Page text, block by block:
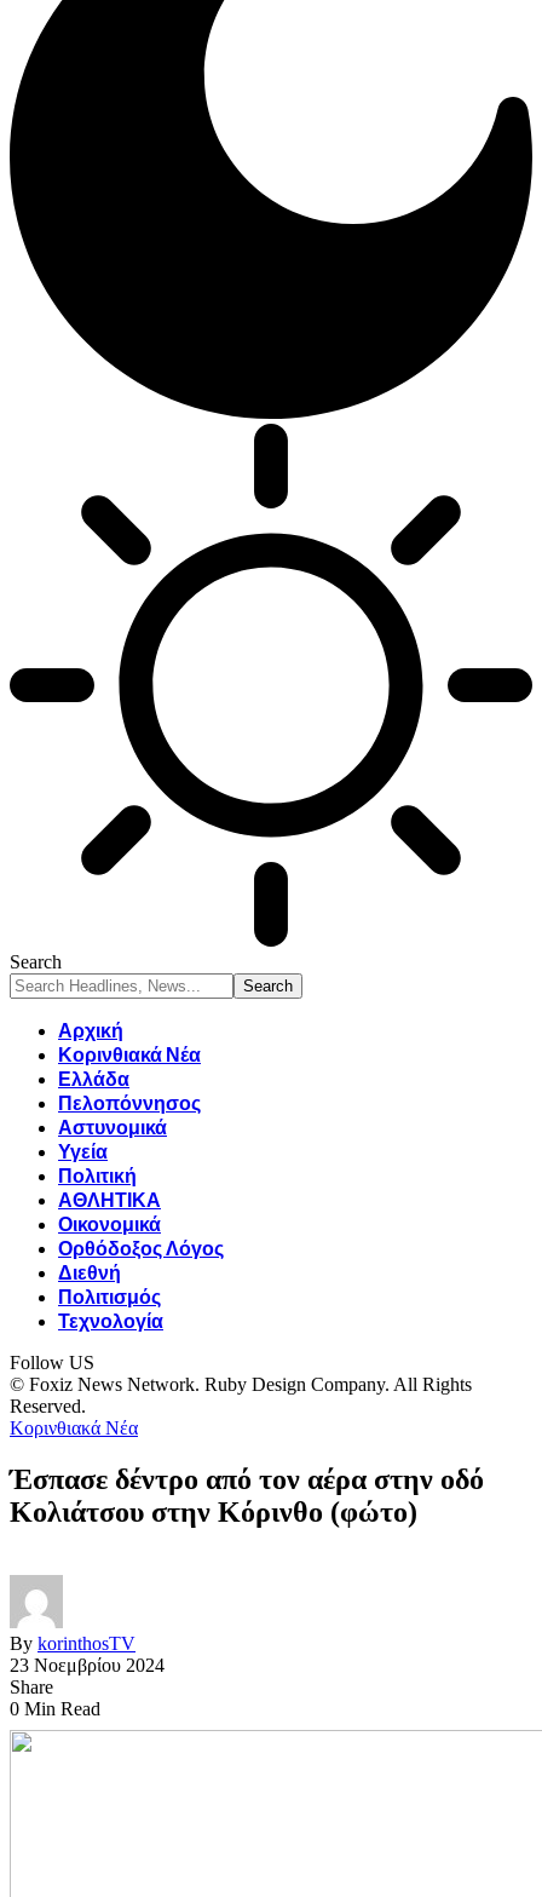
Search
Αρχική
Κορινθιακά Νέα
Ελλάδα
Πελοπόννησος
Αστυνομικά
Υγεία
Πολιτική
ΑΘΛΗΤΙΚΑ
Οικονομικά
Ορθόδοξος Λόγος
Διεθνή
Πολιτισμός
Τεχνολογία
Follow US
© Foxiz News Network. Ruby Design Company. All Rights
Reserved.
Κορινθιακά Νέα
Έσπασε δέντρο από τον αέρα στην οδό
Κολιάτσου στην Κόρινθο (φώτο)
By korinthosTV
23 Νοεμβρίου 2024
Share
0 Min Read